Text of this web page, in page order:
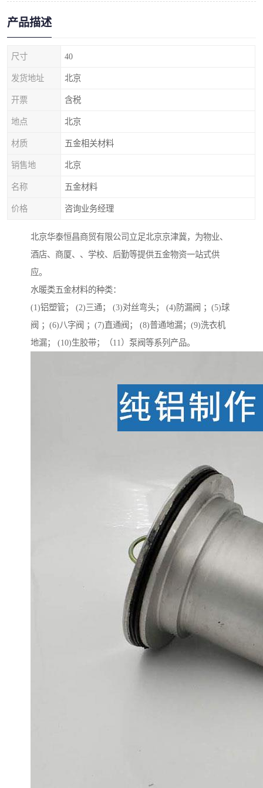
产品描述
尺寸 40
发货地址 北京
开票 含税
地点 北京
材质 五金相关材料
销售地 北京
名称 五金材料
价格 咨询业务经理
北京华泰恒昌商贸有限公司立足北京京津冀，为物业、
酒店、商厦、、学校、后勤等提供五金物资一站式供
应。
水暖类五金材料的种类：
(1)铝塑管； (2)三通； (3)对丝弯头； (4)防漏阀 ；(5)球
阀 ；(6)八字阀 ；(7)直通阀； (8)普通地漏；(9)洗衣机
地漏； (10)生胶带；（11）泵阀等系列产品。